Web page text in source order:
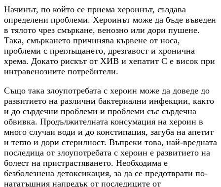
Начинът, по който се приема хероинът, създава
определени проблеми. Хероинът може да бъде въведен
в тялото чрез смъркане, венозно или дори пушене.
Така, смъркането причинява кървене от носа,
проблеми с преглъщането, дрезгавост и хронична
хрема. Докато рискът от ХИВ и хепатит С е висок при
интравенозните потребители.
Също така злоупотребата с хероин може да доведе до
развитието на различни бактериални инфекции, както
и до сърдечни проблеми и проблеми със сърдечна
обвивка. Продължителната консумация на хероин в
много случаи води и до констипация, загуба на апетит
и тегло и дори стерилност. Въпреки това, най-вредната
последица от злоупотребата с хероин е развитието на
болест на пристрастяването. Необходима е
безболезнена детоксикация, за да се предотврати по-
нататъшния напредък от последиците от